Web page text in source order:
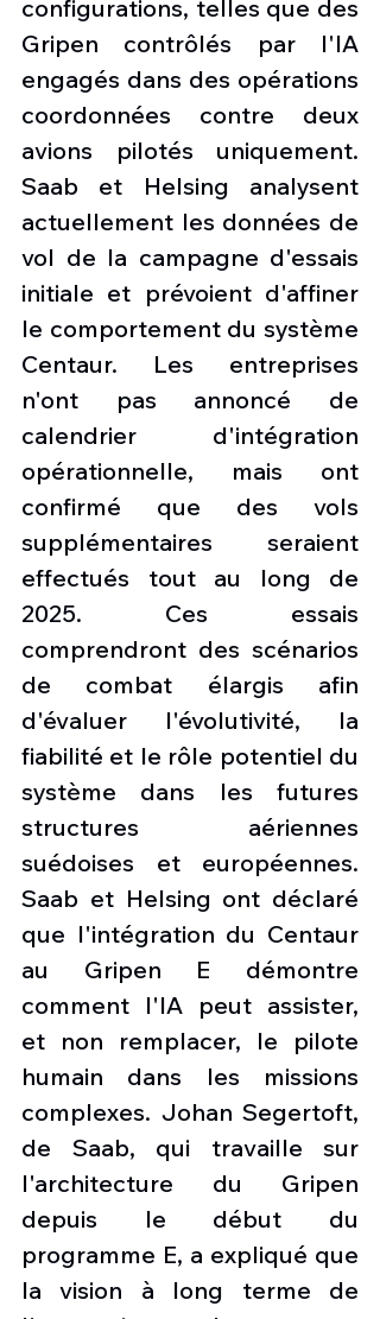
configurations, telles que des
Gripen contrôlés par l'IA
engagés dans des opérations
coordonnées contre deux
avions pilotés uniquement.
Saab et Helsing analysent
actuellement les données de
vol de la campagne d'essais
initiale et prévoient d'affiner
le comportement du système
Centaur. Les entreprises
n'ont pas annoncé de
calendrier d'intégration
opérationnelle, mais ont
confirmé que des vols
supplémentaires seraient
effectués tout au long de
2025. Ces essais
comprendront des scénarios
de combat élargis afin
d'évaluer l'évolutivité, la
fiabilité et le rôle potentiel du
système dans les futures
structures aériennes
suédoises et européennes.
Saab et Helsing ont déclaré
que l'intégration du Centaur
au Gripen E démontre
comment l'IA peut assister,
et non remplacer, le pilote
humain dans les missions
complexes. Johan Segertoft,
de Saab, qui travaille sur
l'architecture du Gripen
depuis le début du
programme E, a expliqué que
la vision à long terme de